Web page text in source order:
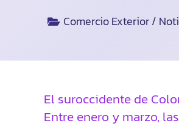
Comercio Exterior /
El suroccidente de
Entre enero y marzo,